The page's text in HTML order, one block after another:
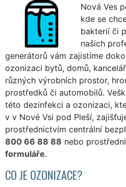
Nová Ves
kde se
bakterií či
našich
generátorů vám zajistíme
ozonizaci bytů, domů,
různých výrobních prostor,
prostředků či automobilů.
této dezinfekci a ozonizaci,
v v Nové Vsi pod Pleší,
prostřednictvím centrální
800 66 88 88 nebo
formuláře.
CO JE OZONIZACE?